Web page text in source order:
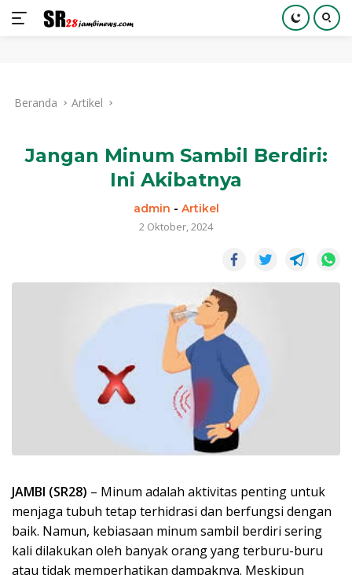
kontenBeranda Artikel
Jangan Minum Sambil Berdiri:
Ini Akibatnya
admin - Artikel
2 Oktober, 2024
JAMBI (SR28) – Minum adalah aktivitas penting untuk
menjaga tubuh tetap terhidrasi dan berfungsi dengan
baik. Namun, kebiasaan minum sambil berdiri sering
kali dilakukan oleh banyak orang yang terburu-buru
atau tidak memperhatikan dampaknya. Meskipun